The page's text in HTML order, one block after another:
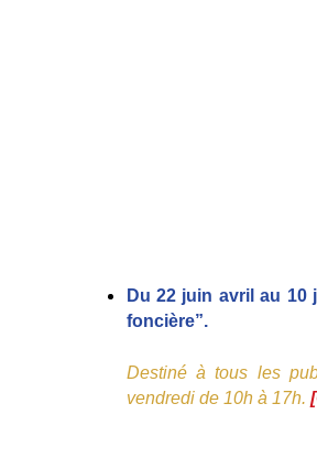
Du 22 juin avril au 10
foncière”.
Destiné à tous les
vendredi de 10h à 17h. [